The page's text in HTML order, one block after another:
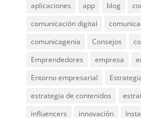
aplicaciones app blog
comunicación digital
comunicagenia
Consejos
Emprendedores
empresa
Entorno empresarial
estrategia de contenidos
influencers
innovación